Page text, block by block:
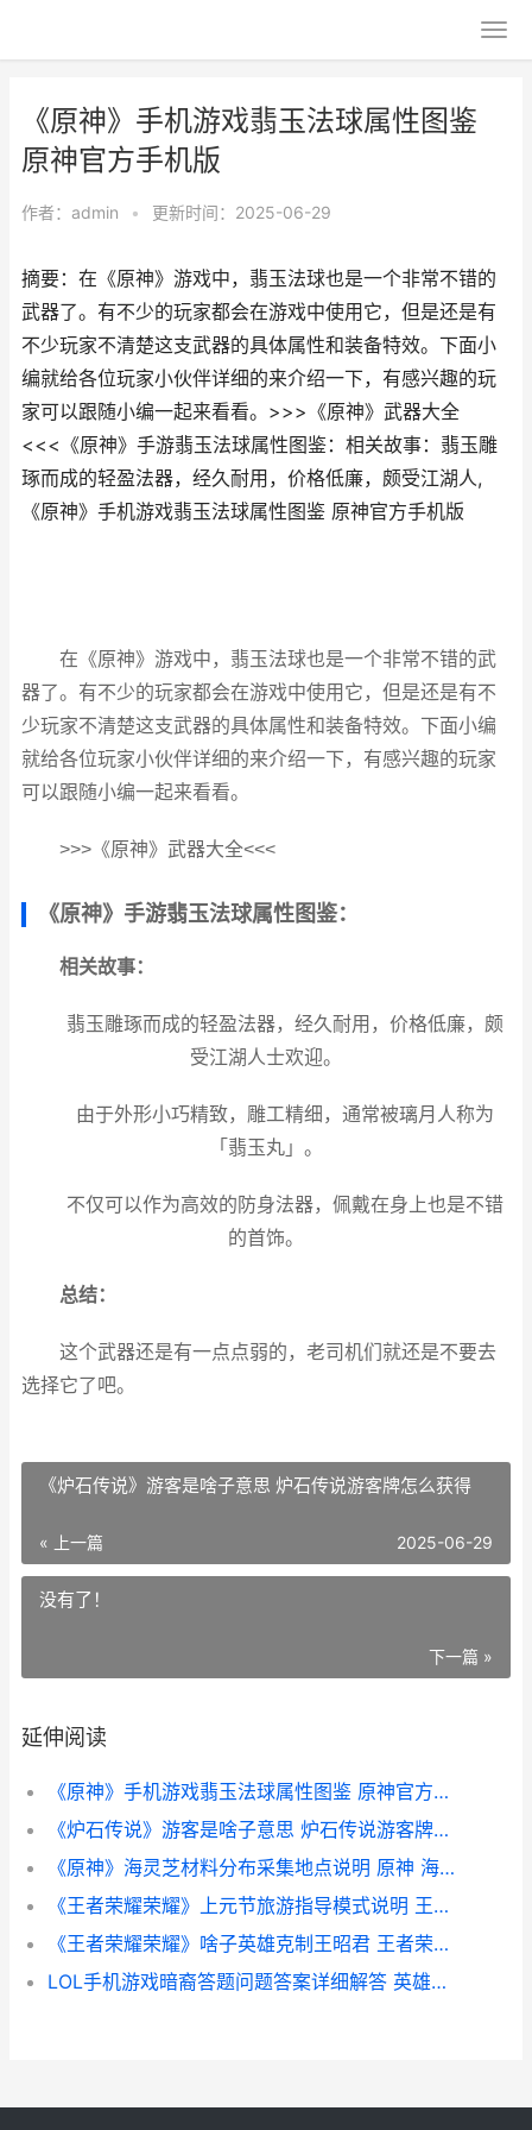
《原神》手机游戏翡玉法球属性图鉴
原神官方手机版
作者： admin • 更新时间：2025-06-29
摘要：在《原神》游戏中，翡玉法球也是一个非常不错的
武器了。有不少的玩家都会在游戏中使用它，但是还是有
不少玩家不清楚这支武器的具体属性和装备特效。下面小
编就给各位玩家小伙伴详细的来介绍一下，有感兴趣的玩
家可以跟随小编一起来看看。>>>《原神》武器大全
<<<《原神》手游翡玉法球属性图鉴：相关故事：翡玉雕
琢而成的轻盈法器，经久耐用，价格低廉，颇受江湖人,
《原神》手机游戏翡玉法球属性图鉴 原神官方手机版
在《原神》游戏中，翡玉法球也是一个非常不错的武
器了。有不少的玩家都会在游戏中使用它，但是还是有不
少玩家不清楚这支武器的具体属性和装备特效。下面小编
就给各位玩家小伙伴详细的来介绍一下，有感兴趣的玩家
可以跟随小编一起来看看。
>>>《原神》武器大全<<<
《原神》手游翡玉法球属性图鉴：
相关故事：
翡玉雕琢而成的轻盈法器，经久耐用，价格低廉，颇
受江湖人士欢迎。
由于外形小巧精致，雕工精细，通常被璃月人称为
「翡玉丸」。
不仅可以作为高效的防身法器，佩戴在身上也是不错
的首饰。
总结：
这个武器还是有一点点弱的，老司机们就还是不要去
选择它了吧。
《炉石传说》游客是啥子意思 炉石传说游客牌怎么获得
« 上一篇 2025-06-29
没有了！
下一篇 »
延伸阅读
《原神》手机游戏翡玉法球属性图鉴 原神官方手机版
《炉石传说》游客是啥子意思 炉石传说游客牌怎么获得
《原神》海灵芝材料分布采集地点说明 原神 海灵芝
《王者荣耀荣耀》上元节旅游指导模式说明 王者荣耀荣耀之章
《王者荣耀荣耀》啥子英雄克制王昭君 王者荣耀荣耀典藏皮肤排名
LOL手机游戏暗裔答题问题答案详细解答 英雄联盟暗裔中最强的是谁